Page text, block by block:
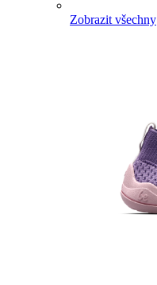
Zobrazit všechny